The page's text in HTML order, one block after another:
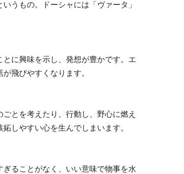
うもの。ドーシャには「ヴァータ」
に興味を示し、発想が豊かです。エ
飛びやすくなります。
とを考えたり、行動し、野心に燃え
しやすい心を生んでしまいます。
ることがなく、いい意味で物事を水